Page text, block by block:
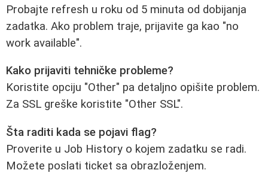
Probajte refresh u roku od 5 minuta od dobijanja
zadatka. Ako problem traje, prijavite ga kao "no
work available".
Kako prijaviti tehničke probleme?
Koristite opciju "Other" pa detaljno opišite problem.
Za SSL greške koristite "Other SSL".
Šta raditi kada se pojavi flag?
Proverite u Job History o kojem zadatku se radi.
Možete poslati ticket sa obrazloženjem.